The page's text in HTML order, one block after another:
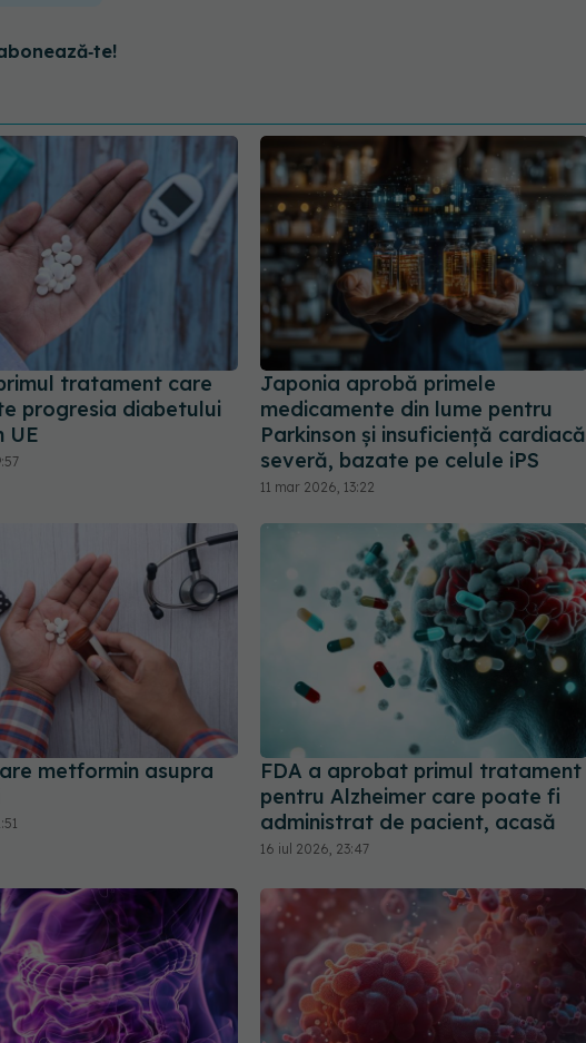
tratament care
progresia diabetului
UE
Japonia aprobă primele
medicamente din lume pentru
Parkinson și insuficiență cardiacă
severă, bazate pe celule iPS
11 mar 2026, 13:22
metformin asupra
FDA a aprobat primul tratament
pentru Alzheimer care poate fi
administrat de pacient, acasă
16 iul 2026, 23:47